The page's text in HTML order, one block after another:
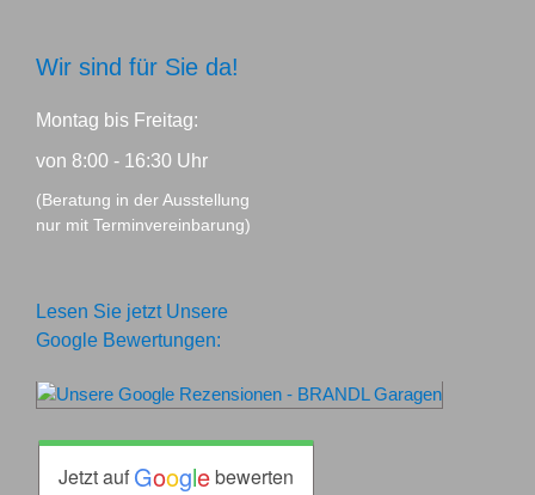
Wir sind für Sie da!
Montag bis Freitag:
von 8:00 - 16:30 Uhr
(Beratung in der Ausstellung
nur mit Terminvereinbarung)
Lesen Sie jetzt Unsere
Google Bewertungen:
Jetzt auf Googlebewerten